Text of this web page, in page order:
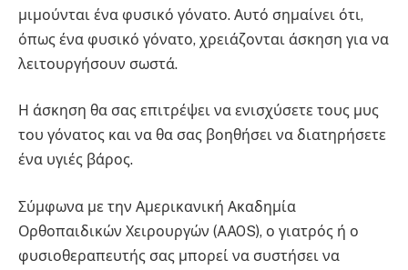
μιμούνται ένα φυσικό γόνατο. Αυτό σημαίνει ότι,
όπως ένα φυσικό γόνατο, χρειάζονται άσκηση για να
λειτουργήσουν σωστά.
Η άσκηση θα σας επιτρέψει να ενισχύσετε τους μυς
του γόνατος και να θα σας βοηθήσει να διατηρήσετε
ένα υγιές βάρος.
Σύμφωνα με την Αμερικανική Ακαδημία
Ορθοπαιδικών Χειρουργών (AAOS), ο γιατρός ή ο
φυσιοθεραπευτής σας μπορεί να συστήσει να